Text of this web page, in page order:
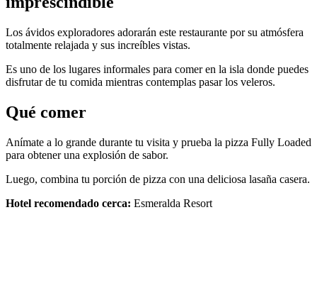
Los ávidos exploradores adorarán este restaurante por su atmósfera
totalmente relajada y sus increíbles vistas.
Es uno de los lugares informales para comer en la isla donde puedes
disfrutar de tu comida mientras contemplas pasar los veleros.
Qué comer
Anímate a lo grande durante tu visita y prueba la pizza Fully Loaded
para obtener una explosión de sabor.
Luego, combina tu porción de pizza con una deliciosa lasaña casera.
Hotel recomendado cerca: Esmeralda Resort